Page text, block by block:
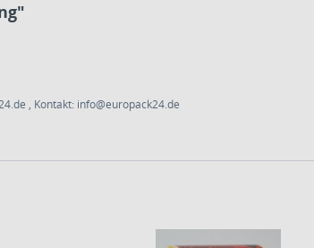
, Kontakt: info@europack24.de